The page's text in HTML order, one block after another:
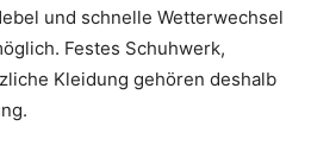
und schnelle Wetterwechsel
Festes Schuhwerk,
Kleidung gehören deshalb